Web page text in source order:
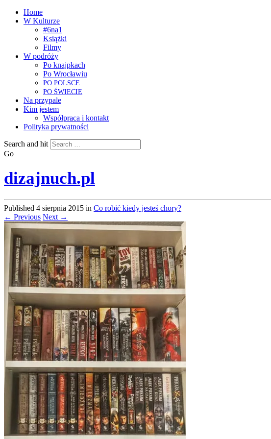
Home
W Kulturze
#6na1
Książki
Filmy
W podróży
Po knajpkach
Po Wrocławiu
PO POLSCE
PO ŚWIECIE
Na przypale
Kim jestem
Współpraca i kontakt
Polityka prywatności
Search and hit
Go
dizajnuch.pl
Published 4 sierpnia 2015 in Co robić kiedy jesteś chory?
← Previous Next →